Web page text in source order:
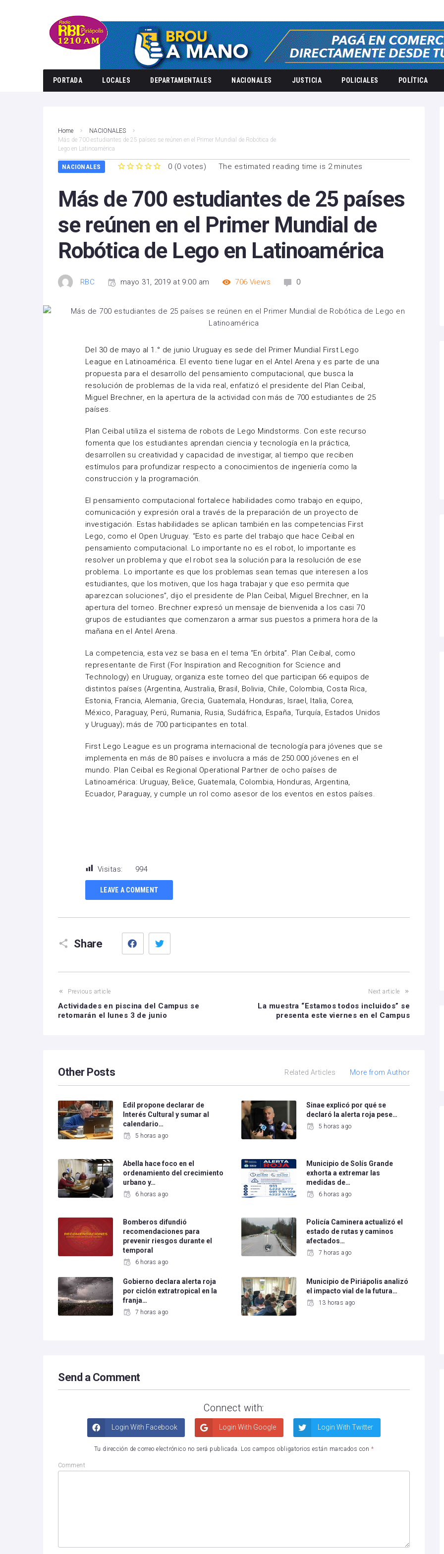
PORTADA LOCALES DEPARTAMENTALES NACIONALES JUSTICIA POLICIALES POLÍTICA
Home
NACIONALES
Más de 700 estudiantes de 25 países se reúnen en el Primer Mundial de Robótica de
Lego en Latinoamérica
NACIONALES 0 (0 votes) The estimated reading time is 2 minutes
Más de 700 estudiantes de 25 países
se reúnen en el Primer Mundial de
Robótica de Lego en Latinoamérica
RBC mayo 31, 2019 at 9:00 am 706 Views 0
Del 30 de mayo al 1.° de junio Uruguay es sede del Primer Mundial First Lego
League en Latinoamérica. El evento tiene lugar en el Antel Arena y es parte de una
propuesta para el desarrollo del pensamiento computacional, que busca la
resolución de problemas de la vida real, enfatizó el presidente del Plan Ceibal,
Miguel Brechner, en la apertura de la actividad con más de 700 estudiantes de 25
países.
Plan Ceibal utiliza el sistema de robots de Lego Mindstorms. Con este recurso
fomenta que los estudiantes aprendan ciencia y tecnología en la práctica,
desarrollen su creatividad y capacidad de investigar, al tiempo que reciben
estímulos para profundizar respecto a conocimientos de ingeniería como la
construcción y la programación.
El pensamiento computacional fortalece habilidades como trabajo en equipo,
comunicación y expresión oral a través de la preparación de un proyecto de
investigación. Estas habilidades se aplican también en las competencias First
Lego, como el Open Uruguay. “Esto es parte del trabajo que hace Ceibal en
pensamiento computacional. Lo importante no es el robot, lo importante es
resolver un problema y que el robot sea la solución para la resolución de ese
problema. Lo importante es que los problemas sean temas que interesen a los
estudiantes, que los motiven, que los haga trabajar y que eso permita que
aparezcan soluciones”, dijo el presidente de Plan Ceibal, Miguel Brechner, en la
apertura del torneo. Brechner expresó un mensaje de bienvenida a los casi 70
grupos de estudiantes que comenzaron a armar sus puestos a primera hora de la
mañana en el Antel Arena.
La competencia, esta vez se basa en el tema “En órbita”. Plan Ceibal, como
representante de First (For Inspiration and Recognition for Science and
Technology) en Uruguay, organiza este torneo del que participan 66 equipos de
distintos países (Argentina, Australia, Brasil, Bolivia, Chile, Colombia, Costa Rica,
Estonia, Francia, Alemania, Grecia, Guatemala, Honduras, Israel, Italia, Corea,
México, Paraguay, Perú, Rumania, Rusia, Sudáfrica, España, Turquía, Estados Unidos
y Uruguay); más de 700 participantes en total.
First Lego League es un programa internacional de tecnología para jóvenes que se
implementa en más de 80 países e involucra a más de 250.000 jóvenes en el
mundo. Plan Ceibal es Regional Operational Partner de ocho países de
Latinoamérica: Uruguay, Belice, Guatemala, Colombia, Honduras, Argentina,
Ecuador, Paraguay, y cumple un rol como asesor de los eventos en estos países.
Visitas: 994
LEAVE A COMMENT
Share
Facebook
Previous article
Actividades en piscina del Campus se
retomarán el lunes 3 de junio
Next article
La muestra “Estamos todos incluidos” se
presenta este viernes en el Campus
Other Posts Related Articles More from Author
Edil propone declarar de
Interés Cultural y sumar al
calendario…
5 horas ago
Sinae explicó por qué se
declaró la alerta roja pese…
5 horas ago
Abella hace foco en el
ordenamiento del crecimiento
urbano y…
6 horas ago
Municipio de Solís Grande
exhorta a extremar las
medidas de…
6 horas ago
Bomberos difundió
recomendaciones para
prevenir riesgos durante el
temporal
6 horas ago
Policía Caminera actualizó el
estado de rutas y caminos
afectados…
7 horas ago
Gobierno declara alerta roja
por ciclón extratropical en la
franja…
7 horas ago
Municipio de Piriápolis analizó
el impacto vial de la futura…
13 horas ago
Send a Comment
Connect with:
Login With Facebook Login With Google Login With Twitter
Tu dirección de correo electrónico no será publicada. Los campos obligatorios están marcados con *
Comment